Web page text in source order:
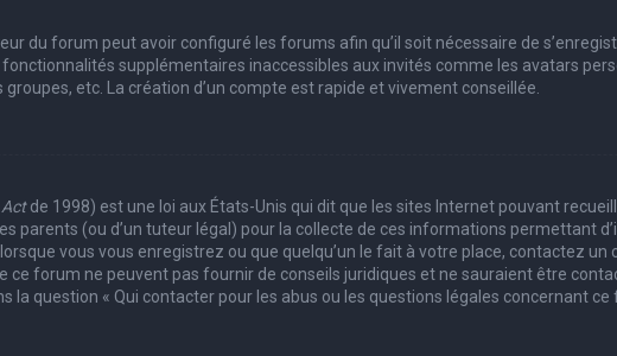
du forum peut avoir configuré les forums afin qu’il soit nécessaire de
supplémentaires inaccessibles aux invités comme les avatars
etc. La création d’un compte est rapide et vivement conseillée.
Actde 1998) est une loi aux États-Unis qui dit que les sites Internet pouvant
parents (ou d’un tuteur légal) pour la collecte de ces informations permettant
vous vous enregistrez ou que quelqu’un le fait à votre place, contactez un
ce forum ne peuvent pas fournir de conseils juridiques et ne sauraient être
la question « Qui contacter pour les abus ou les questions légales concernant ce